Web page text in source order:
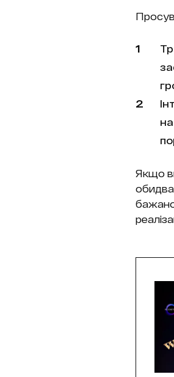
Якщо
обидва